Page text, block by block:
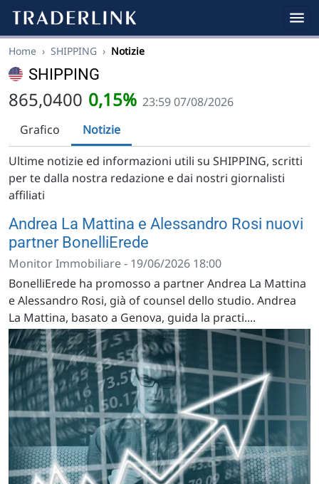
Home › SHIPPING › Notizie
SHIPPING
865,0400 0,15% 23:59 07/08/2026
Grafico
Notizie
Ultime notizie ed informazioni utili su SHIPPING, scritti
per te dalla nostra redazione e dai nostri giornalisti
affiliati
Andrea La Mattina e Alessandro Rosi nuovi
partner BonelliErede
Monitor Immobiliare - 19/06/2026 18:00
BonelliErede ha promosso a partner Andrea La Mattina
e Alessandro Rosi, già of counsel dello studio. Andrea
La Mattina, basato a Genova, guida la practi....